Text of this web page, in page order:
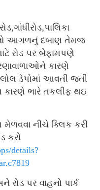
આગળનું દબાણ તેમજ
રોડ પર બેફામપણે
કારણે
ડેપોમાં આવતી જતી
ભારે તકલીફ થઇ
નીચે ક્લિક કરી
કરો
details?
પર વાહનો પાર્ક